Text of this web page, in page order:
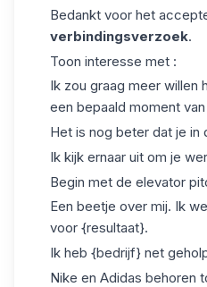
Bedankt voor het
verbindingsverzoek.
Toon interesse met :
Ik zou graag meer willen
een bepaald moment
Het is nog beter dat je in
Ik kijk ernaar uit om je
Begin met de elevator
Een beetje over mij. Ik
voor {resultaat}.
Ik heb {bedrijf} net
Nike en Adidas behoren